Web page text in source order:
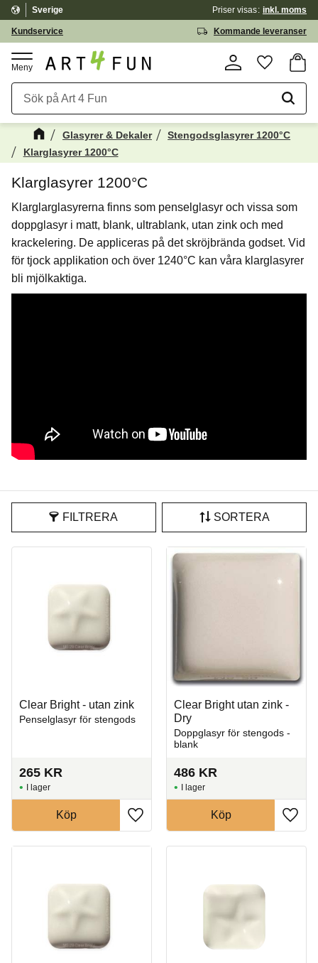
Meny
Kundservice Kommande leveranser
Sverige Priser visas inkl. moms
Glasyrer & Dekaler
Stengodsglasyrer 1200°C
Klarglasyrer 1200°C
Klarglasyrer 1200°C
Klarglarglasyrerna finns som penselglasyr och vissa som
doppglasyr i matt, blank, ultrablank, utan zink och med
krackelering. De appliceras på det skröjbrända godset. Vid
för tjock applikation och över 1240°C kan våra klarglasyrer
bli mjölkaktiga.
FILTRERA SORTERA
Clear Bright - utan zink
Penselglasyr för stengods
265 KR
Lägg till i favoriter
I lager
Köp
Clear Bright utan zink -
Dry
Doppglasyr för stengods -
blank
486 KR
Lägg
I lager
Köp